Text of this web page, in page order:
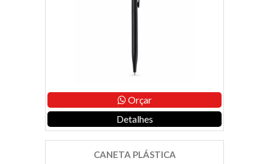
Orçar
Detalhes
CANETA PLÁSTICA